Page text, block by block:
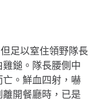
足以窒住領野隊長
鎚。隊長腰側中
。鮮血四射，嚇
開餐廳時，已是